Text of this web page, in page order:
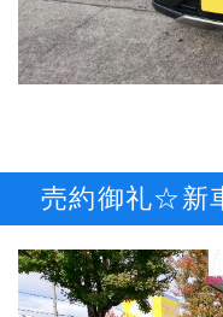
売約御礼☆新